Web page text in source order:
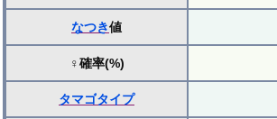
なつき値
♀確率(%)
タマゴタイプ